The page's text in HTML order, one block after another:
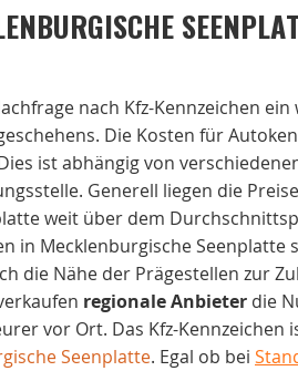
nach Kfz-Kennzeichen
Die Kosten für
ist abhängig von
Generell liegen die
weit über dem
in Mecklenburgische Seenplatte
die Nähe der Prägestellen zur
regionaleAnbieter die
vor Ort. Das Kfz-Kennzeichen
Seenplatte. Egal ob bei